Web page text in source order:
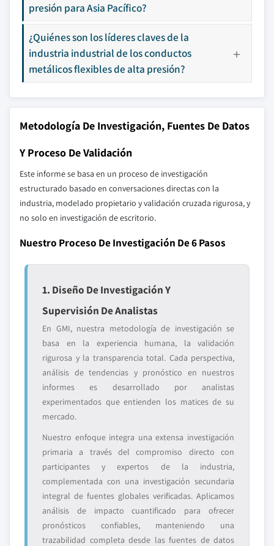
presión para Asia Pacífico?
¿Quiénes son los líderes claves de la
industria industrial de los conductos
metálicos flexibles de alta presión?
Metodología De Investigación, Fuentes De Datos
Y Proceso De Validación
Este informe se basa en un proceso de investigación
estructurado basado en conversaciones directas con la
industria, modelado propietario y validación cruzada rigurosa, y
no solo en investigación de escritorio.
Nuestro Proceso De Investigación De 6 Pasos
1. Diseño De Investigación Y
Supervisión De Analistas
En GMI, nuestra metodología de investigación se
basa en la experiencia humana, la validación
rigurosa y la transparencia total. Cada perspectiva,
análisis de tendencias y pronóstico en nuestros
informes es desarrollado por analistas
experimentados que entienden los matices de su
mercado.
Nuestro enfoque integra una extensa investigación
primaria a través del compromiso directo con
participantes y expertos de la industria,
complementada con una investigación secundaria
integral de fuentes globales verificadas. Aplicamos
análisis de impacto cuantificado para ofrecer
pronósticos confiables, manteniendo una
trazabilidad completa desde las fuentes de datos